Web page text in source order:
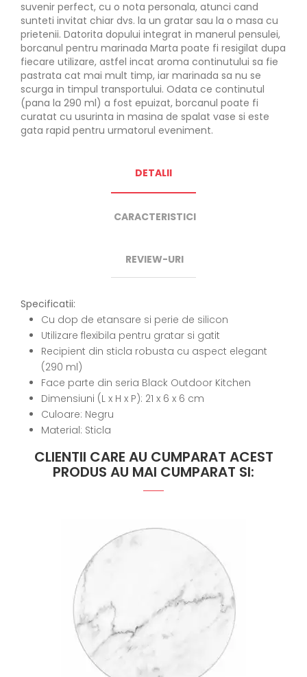
suvenir perfect, cu o nota personala, atunci cand
sunteti invitat chiar dvs. la un gratar sau la o masa cu
prietenii. Datorita dopului integrat in manerul pensulei,
borcanul pentru marinada Marta poate fi resigilat dupa
fiecare utilizare, astfel incat aroma continutului sa fie
pastrata cat mai mult timp, iar marinada sa nu se
scurga in timpul transportului. Odata ce continutul
(pana la 290 ml) a fost epuizat, borcanul poate fi
curatat cu usurinta in masina de spalat vase si este
gata rapid pentru urmatorul eveniment.
DETALII
CARACTERISTICI
REVIEW-URI
Specificatii:
Cu dop de etansare si perie de silicon
Utilizare flexibila pentru gratar si gatit
Recipient din sticla robusta cu aspect elegant
(290 ml)
Face parte din seria Black Outdoor Kitchen
Dimensiuni (L x H x P): 21 x 6 x 6 cm
Culoare: Negru
Material: Sticla
CLIENTII CARE AU CUMPARAT ACEST
PRODUS AU MAI CUMPARAT SI: